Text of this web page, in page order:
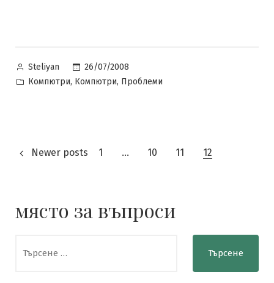
Posted
by
Steliyan
26/07/2008
Posted
Компютри, Компютри, Проблеми
Разделяне
публикациите
страници
Newer posts 1 … 10 11 12
място за въпроси
за: